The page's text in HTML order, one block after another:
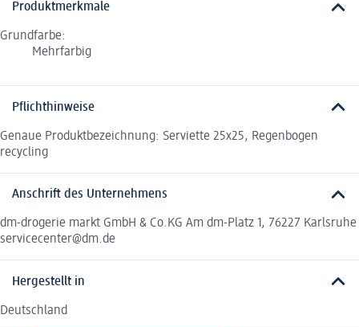
Produktmerkmale
Grundfarbe:
Mehrfarbig
Pflichthinweise
Genaue Produktbezeichnung: Serviette 25x25, Regenbogen
recycling
Anschrift des Unternehmens
dm-drogerie markt GmbH & Co.KG Am dm-Platz 1, 76227 Karlsruhe
servicecenter@dm.de
Hergestellt in
Deutschland